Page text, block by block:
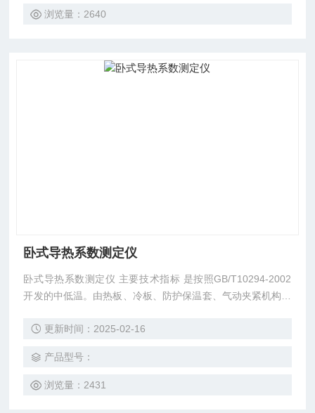
浏览量：2640
卧式导热系数测定仪
卧式导热系数测定仪 主要技术指标 是按照GB/T10294-2002
开发的中低温。由热板、冷板、防护保温套、气动夹紧机构、
更新时间：2025-02-16
产品型号：
浏览量：2431